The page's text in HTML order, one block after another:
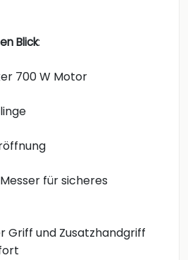
Blick:
700 W Motor
für sicheres
Griff und Zusatzhandgriff